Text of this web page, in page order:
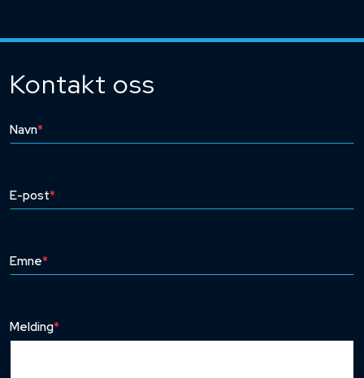
Kontakt oss
Navn*
E-post*
Emne*
Melding*